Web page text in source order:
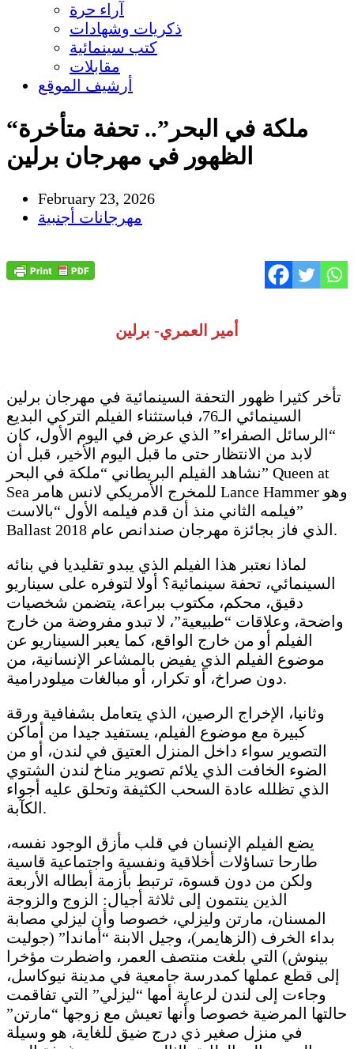
آراء حرة
ذكريات وشهادات
كتب سينمائية
مقابلات
أرشيف الموقع
“ملكة في البحر”.. تحفة متأخرة
الظهور في مهرجان برلين
February 23, 2026
مهرجانات أجنبية
أمير العمري- برلين
تأخر كثيرا ظهور التحفة السينمائية في مهرجان برلين
السينمائي الـ76، فباستثناء الفيلم التركي البديع
“الرسائل الصفراء” الذي عرض في اليوم الأول، كان
لابد من الانتظار حتى ما قبل اليوم الأخير، قبل أن
نشاهد الفيلم البريطاني “ملكة في البحر” Queen at
Sea للمخرج الأمريكي لانس هامر Lance Hammer وهو
فيلمه الثاني منذ أن قدم فيلمه الأول “بالاست”
Ballast الذي فاز بجائزة مهرجان صندانص عام 2018.
لماذا نعتبر هذا الفيلم الذي يبدو تقليديا في بنائه
السينمائي، تحفة سينمائية؟ أولا لتوفره على سيناريو
دقيق، محكم، مكتوب ببراعة، يتضمن شخصيات
واضحة، وعلاقات “طبيعية”، لا تبدو مفروضة من خارج
الفيلم أو من خارج الواقع، كما يعبر السيناريو عن
موضوع الفيلم الذي يفيض بالمشاعر الإنسانية، من
دون صراخ، أو تكرار، أو مبالغات ميلودرامية.
وثانيا، الإخراج الرصين، الذي يتعامل بشفافية ورقة
كبيرة مع موضوع الفيلم، يستفيد جيدا من أماكن
التصوير سواء داخل المنزل العتيق في لندن، أو من
الضوء الخافت الذي يلائم تصوير مناخ لندن الشتوي
الذي تظلله عادة السحب الكثيفة وتحلق عليه أجواء
الكآبة.
يضع الفيلم الإنسان في قلب مأزق الوجود نفسه،
طارحا تساؤلات أخلاقية ونفسية واجتماعية قاسية
ولكن من دون قسوة، ترتبط بأزمة أبطاله الأربعة
الذين ينتمون إلى ثلاثة أجيال: الزوج والزوجة
المسنان، مارتن وليزلي، خصوصا وأن ليزلي مصابة
بداء الخرف (الزهايمر)، وجيل الابنة “أماندا” (جوليت
بينوش) التي بلغت منتصف العمر، واضطرت مؤخرا
إلى قطع عملها كمدرسة جامعية في مدينة نيوكاسل،
وجاءت إلى لندن لرعاية أمها “ليزلي” التي تفاقمت
حالتها المرضية خصوصا وأنها تعيش مع زوجها “مارتن”
في منزل صغير ذي درج ضيق للغاية، هو وسيلة